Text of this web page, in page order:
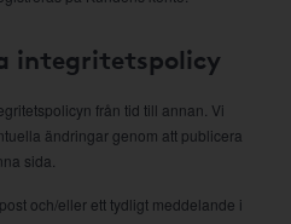
integritetspolicy
från tid till annan. Vi
ändringar genom att publicera
sida.
och/eller ett tydligt meddelande i